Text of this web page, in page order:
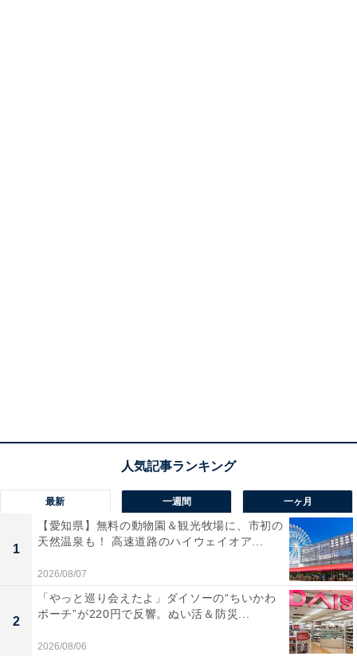
最新 一週間 一ヶ月
1
【愛知県】無料の動物園＆観光牧場に、市初の
天然温泉も！ 高速道路のハイウェイオア...
2026/08/07
2
「やっと巡り会えたよ」ダイソーの“ちいかわ
ポーチ”が220円で反響。ぬい活＆防災...
2026/08/06